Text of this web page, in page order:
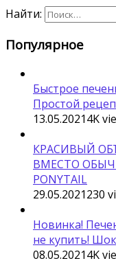
Найти:
Популярное
Быстрое
Простой
13.05.20214K
КРАСИВЫЙ
ВМЕСТО
PONYTAIL
29.05.2021230
Новинка!
не купить!
08.05.20214K